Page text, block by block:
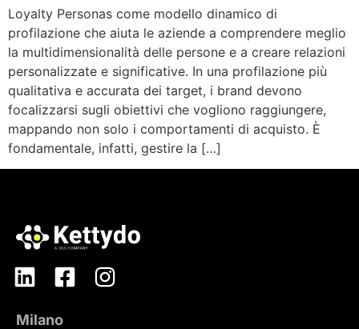
Loyalty Personas come modello dinamico di
profilazione che aiuta le aziende a comprendere meglio
la multidimensionalità delle persone e a creare relazioni
personalizzate e significative. In una profilazione più
qualitativa e accurata dei target, i brand devono
focalizzarsi sugli obiettivi che vogliono raggiungere,
mappando non solo i comportamenti di acquisto. È
fondamentale, infatti, gestire la […]
Milano